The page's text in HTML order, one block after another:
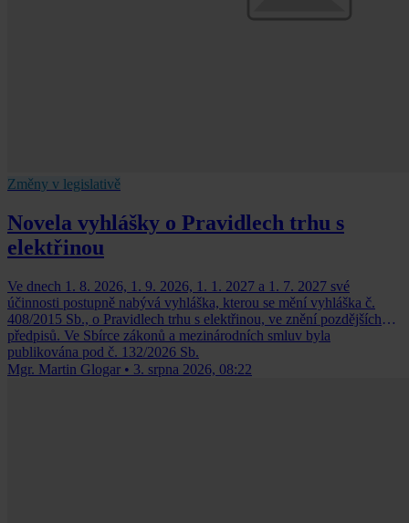
Změny v legislativě
Novela vyhlášky o Pravidlech trhu s
elektřinou
Ve dnech 1. 8. 2026, 1. 9. 2026, 1. 1. 2027 a 1. 7. 2027 své
účinnosti postupně nabývá vyhláška, kterou se mění vyhláška č.
408/2015 Sb., o Pravidlech trhu s elektřinou, ve znění pozdějších
předpisů. Ve Sbírce zákonů a mezinárodních smluv byla
publikována pod č. 132/2026 Sb.
Mgr. Martin Glogar • 3. srpna 2026, 08:22